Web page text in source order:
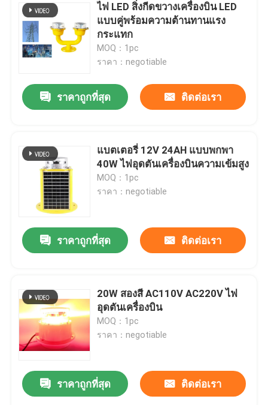
บ้าน
เกี่ยวกับเรา
ควบคุมคุณภาพ
ไฟ LED สิ่งกีดขวางเครื่องบิน LED
แบบคู่พร้อมความต้านทานแรง
กระแทก
MOQ：1pc
ราคา：negotiable
ราคาถูกที่สุด ติดต่อเรา
แบตเตอรี่ 12V 24AH แบบพกพา
40W ไฟอุดตันเครื่องบินความเข้มสูง
MOQ：1pc
ราคา：negotiable
ราคาถูกที่สุด ติดต่อเรา
20W สองสี AC110V AC220V ไฟ
อุดตันเครื่องบิน
MOQ：1pc
ราคา：negotiable
ราคาถูกที่สุด ติดต่อเรา